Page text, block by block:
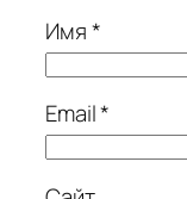
Имя*
Email*